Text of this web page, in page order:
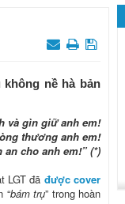
nề hà bản
và gìn giữ anh em!
thương anh em!
cho anh em!” (*)
LGT đã được cover
“bám trụ” trong hoàn